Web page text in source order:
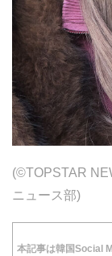
(©TOPSTAR
ニュース部)
本記事は韓国Social